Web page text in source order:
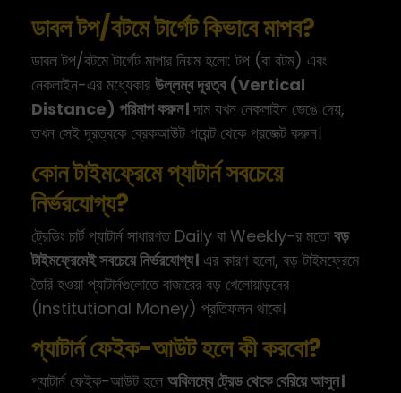
ডাবল টপ/বটমে টার্গেট কিভাবে মাপব?
ডাবল টপ/বটমে টার্গেট মাপার নিয়ম হলো: টপ (বা বটম) এবং
নেকলাইন-এর মধ্যেকার উল্লম্ব দূরত্ব (Vertical
Distance) পরিমাপ করুন।দাম যখন নেকলাইন ভেঙে দেয়,
তখন সেই দূরত্বকে ব্রেকআউট পয়েন্ট থেকে প্রজেক্ট করুন।
কোন টাইমফ্রেমে প্যাটার্ন সবচেয়ে
নির্ভরযোগ্য?
ট্রেডিং চার্ট প্যাটার্ন সাধারণত Daily বা Weekly-র মতোবড়
টাইমফ্রেমেই সবচেয়ে নির্ভরযোগ্য। এর কারণ হলো, বড় টাইমফ্রেমে
তৈরি হওয়া প্যাটার্নগুলোতে বাজারের বড় খেলোয়াড়দের
(Institutional Money) প্রতিফলন থাকে।
প্যাটার্ন ফেইক-আউট হলে কী করবো?
প্যাটার্ন ফেইক-আউট হলে অবিলম্বে ট্রেড থেকে বেরিয়ে আসুন।